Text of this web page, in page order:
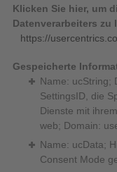
Klicken Sie hier, um
Datenverarbeiters zu
https://
Gespeicherte
Name: ucString;
SettingsID, die
Dienste mit
web; Domain:
Name: ucData;
Consent Mode